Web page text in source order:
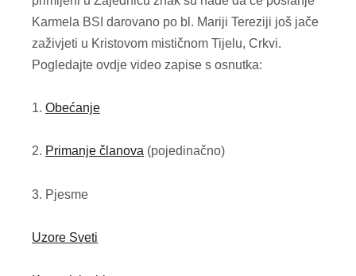
Karmela BSI darovano po bl. Mariji Tereziji još jače
zaživjeti u Kristovom mističnom Tijelu, Crkvi.
Pogledajte ovdje video zapise s osnutka:
1. Obećanje
2. Primanje članova (pojedinačno)
3. Pjesme
Uzore Sveti